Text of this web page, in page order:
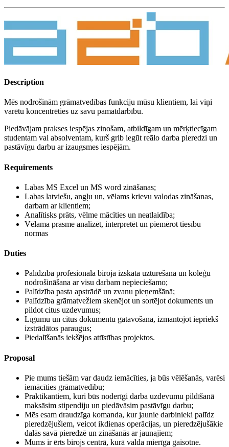
Description
Mēs nodrošinām grāmatvedības funkciju mūsu klientiem, lai viņi
varētu koncentrēties uz savu pamatdarbību.
Piedāvājam prakses iespējas zinošam, atbildīgam un mērķtiecīgam
studentam vai absolventam, kurš grib iegūt reālo darba pieredzi un
pastāvīgu darbu ar izaugsmes iespējām.
Requirements
Labas MS Excel un MS word zināšanas;
Labas latviešu, angļu un, vēlams krievu valodas zināšanas,
darbam ar klientiem;
Analītisks prāts, vēlme mācīties un neatlaidība;
Vēlama prasme analizēt, interpretēt un piemērot tiesību
normas
Duties
Palīdzība profesionāla biroja izskata uzturēšana un kolēģu
nodrošināšana ar visu darbam nepieciešamo;
Palīdzība pasta apstrādē un zvanu pieņemšānā;
Palīdzība grāmatvežiem skenējot un sortējot dokuments un
pildot citus uzdevumus;
Līgumu un citus dokumentu gatavošana, izmantojot iepriekš
izstrādātos paraugus;
Piedalīšanās iekšējos attīstības projektos.
Proposal
Pie mums tiešām var daudz iemācīties, ja būs vēlēšanās, varēsi
iemācīties grāmatvedību;
Praktikantiem, kuri būs noderīgi darba uzdevumu pildīšanā
maksāsim stipendiju un piedāvāsim pastāvīgu darbu;
Mēs esam draudzīga komanda, kur jaunie darbinieki palīdz
pieredzējušiem, veicot ikdienas operācijas, un pieredzējušākie
dalās savā pieredzē un zināšanās ar jaunajiem;
Mums ir ērts birojs centrā, kurā valda mierīga gaisotne.